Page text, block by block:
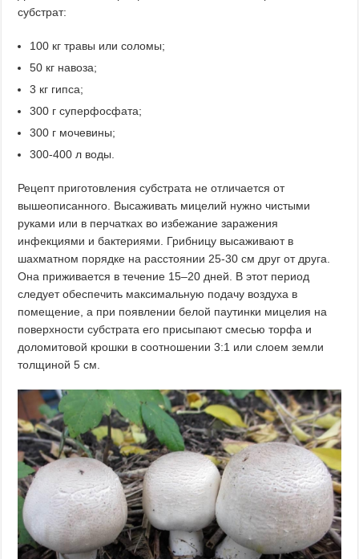
субстрат:
100 кг травы или соломы;
50 кг навоза;
3 кг гипса;
300 г суперфосфата;
300 г мочевины;
300-400 л воды.
Рецепт приготовления субстрата не отличается от
вышеописанного. Высаживать мицелий нужно чистыми
руками или в перчатках во избежание заражения
инфекциями и бактериями. Грибницу высаживают в
шахматном порядке на расстоянии 25-30 см друг от друга.
Она приживается в течение 15–20 дней. В этот период
следует обеспечить максимальную подачу воздуха в
помещение, а при появлении белой паутинки мицелия на
поверхности субстрата его присыпают смесью торфа и
доломитовой крошки в соотношении 3:1 или слоем земли
толщиной 5 см.